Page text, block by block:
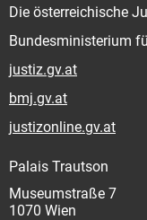
Die österreichische
Bundesministerium
justiz.gv.at
bmj.gv.at
justizonline.gv.at
Palais Trautson
Museumstraße 7
1070 Wien